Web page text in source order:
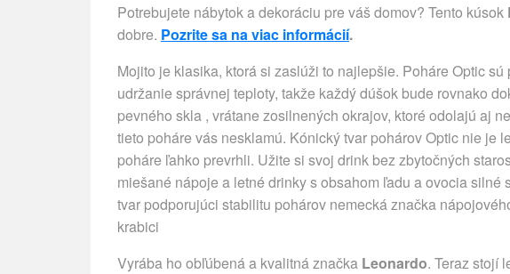
Potrebujete nábytok a dekoráciu pre váš domov? Tento kúsok
dobre. Pozrite sa na viac informácií.
Mojito je klasika, ktorá si zaslúži to najlepšie. Poháre Optic
udržanie správnej teploty, takže každý dúšok bude rovnako
pevného skla , vrátane zosilnených okrajov, ktoré odolajú aj
tieto poháre vás nesklamú. Kónický tvar pohárov Optic nie je
poháre ľahko prevrhli. Užite si svoj drink bez zbytočných
miešané nápoje a letné drinky s obsahom ľadu a ovocia
tvar podporujúci stabilitu pohárov nemecká značka
krabici
Vyrába ho obľúbená a kvalitná značka Leonardo. Teraz stojí